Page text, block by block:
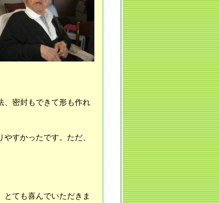
、密封もできて形も作れ
すかったです。ただ、
ても喜んでいただきま